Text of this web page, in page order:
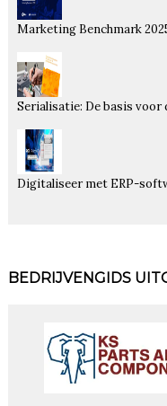
Marketing Benchmark
Serialisatie: De basis
Digitaliseer met ERP-
BEDRIJVENGIDS